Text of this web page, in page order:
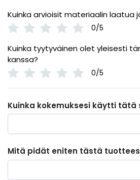
Kuinka arvioisit materiaalin laatua
0/5
Kuinka tyytyväinen olet yleisesti
kanssa?
0/5
Kuinka kokemuksesi käytti tätä
Mitä pidät eniten tästä